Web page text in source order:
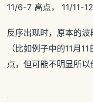
11/6-7 高点， 11/11-
反序出现时，原本的
（比如例子中的11月
点，但可能不明显所以